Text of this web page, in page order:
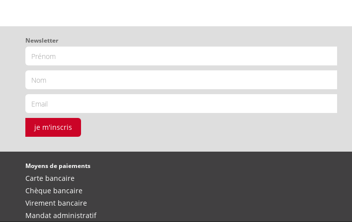
Newsletter
je m'inscris
Moyens de paiements
Carte bancaire
Chèque bancaire
Virement bancaire
Mandat administratif